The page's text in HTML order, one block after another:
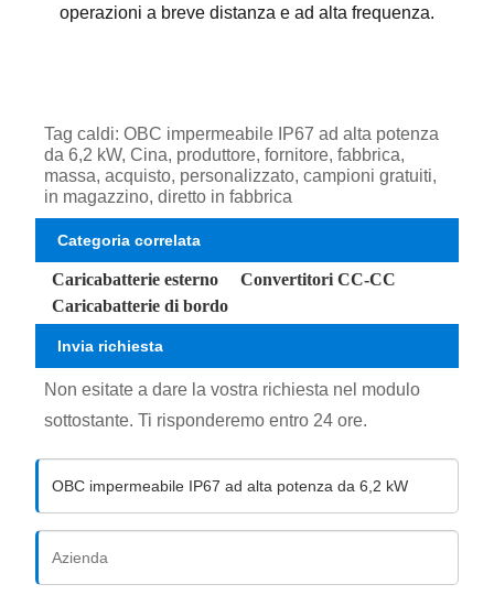
operazioni a breve distanza e ad alta frequenza.
Tag caldi: OBC impermeabile IP67 ad alta potenza
da 6,2 kW, Cina, produttore, fornitore, fabbrica,
massa, acquisto, personalizzato, campioni gratuiti,
in magazzino, diretto in fabbrica
Categoria correlata
Caricabatterie esterno
Convertitori CC-CC
Caricabatterie di bordo
Invia richiesta
Non esitate a dare la vostra richiesta nel modulo
sottostante. Ti risponderemo entro 24 ore.